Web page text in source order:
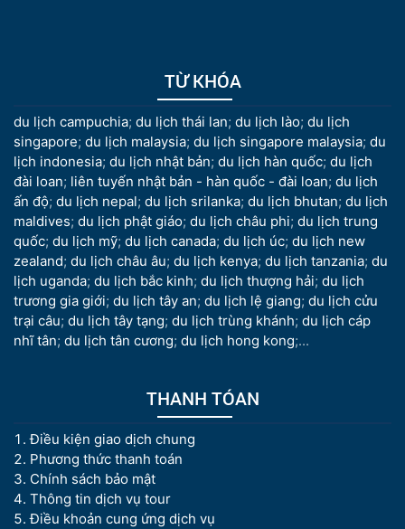
TỪ KHÓA
du lịch campuchia; du lịch thái lan; du lịch lào; du lịch
singapore; du lịch malaysia; du lịch singapore malaysia; du
lịch indonesia; du lịch nhật bản; du lịch hàn quốc; du lịch
đài loan; liên tuyến nhật bản - hàn quốc - đài loan; du lịch
ấn độ; du lịch nepal; du lịch srilanka; du lịch bhutan; du lịch
maldives; du lịch phật giáo; du lịch châu phi; du lịch trung
quốc; du lịch mỹ; du lịch canada; du lịch úc; du lịch new
zealand; du lịch châu âu; du lịch kenya; du lịch tanzania; du
lịch uganda; du lịch bắc kinh; du lịch thượng hải; du lịch
trương gia giới; du lịch tây an; du lịch lệ giang; du lịch cửu
trại câu; du lịch tây tạng; du lịch trùng khánh; du lịch cáp
nhĩ tân; du lịch tân cương; du lịch hong kong;...
THANH TÓAN
Điều kiện giao dịch chung
Phương thức thanh toán
Chính sách bảo mật
Thông tin dịch vụ tour
Điều khoản cung ứng dịch vụ